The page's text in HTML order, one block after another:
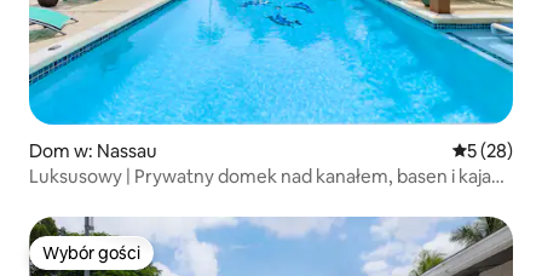
Dom w: Nassau Średnia
5 (28)
Luksusowy | Prywatny domek nad kanałem, basen i kajaki
Wybór gości
Wybór gości